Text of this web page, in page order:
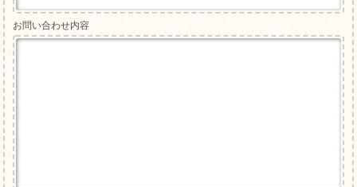
お問い合わせ内容